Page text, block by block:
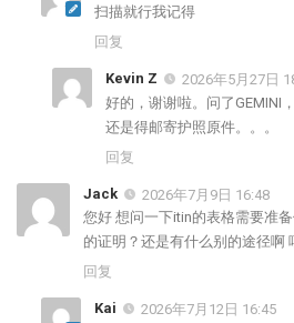
扫描就行我记得
回复
Kevin Z
2026年5月27日
好的，谢谢啦。问了GEMINI
还是得邮寄护照原件。。。
回复
Jack
2026年7月9日 16:48
您好 想问一下itin的表格需要准
的证明？还是有什么别的途径啊
回复
Kai
2026年7月12日 16:45